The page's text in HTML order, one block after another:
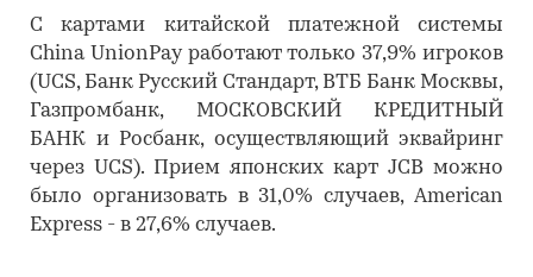
С картами китайской платежной системы
China UnionPay работают только 37,9% игроков
(UCS, Банк Русский Стандарт, ВТБ Банк Москвы,
Газпромбанк, МОСКОВСКИЙ КРЕДИТНЫЙ
БАНК и Росбанк, осуществляющий эквайринг
через UCS). Прием японских карт JCB можно
было организовать в 31,0% случаев, American
Express - в 27,6% случаев.